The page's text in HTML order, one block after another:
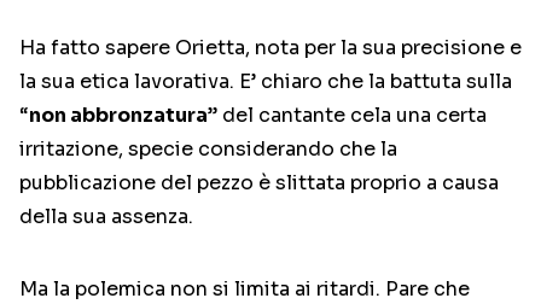
Ha fatto sapere Orietta, nota per la sua precisione e
la sua etica lavorativa. E’ chiaro che la battuta sulla
“non abbronzatura” del cantante cela una certa
irritazione, specie considerando che la
pubblicazione del pezzo è slittata proprio a causa
della sua assenza.
Ma la polemica non si limita ai ritardi. Pare che